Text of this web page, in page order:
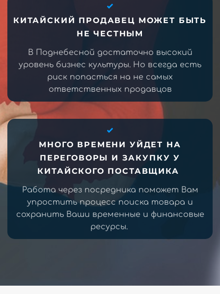
КИТАЙСКИЙ ПРОДАВЕЦ МОЖЕТ БЫТЬ
НЕ ЧЕСТНЫМ
В Поднебесной достаточно высокий
уровень бизнес культуры. Но всегда есть
риск попасться на не самых
ответственных продавцов
МНОГО ВРЕМЕНИ УЙДЕТ НА
ПЕРЕГОВОРЫ И ЗАКУПКУ У
КИТАЙСКОГО ПОСТАВЩИКА
Работа через посредника поможет Вам
упростить процесс поиска товара и
сохранить Ваши временные и финансовые
ресурсы.